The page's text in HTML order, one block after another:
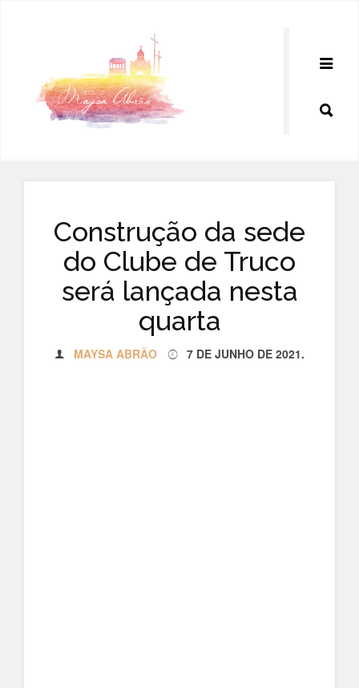
Construção da sede
do Clube de Truco
será lançada nesta
quarta
MAYSA ABRÃO 7 DE JUNHO DE 2021.